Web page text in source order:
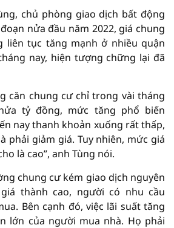
chủ phòng giao dịch bất động
nửa đầu năm 2022, giá chung
liên tục tăng mạnh ở nhiều quận
nay, hiện tượng chững lại đã
căn chung cư chỉ trong vài tháng
tỷ đồng, mức tăng phổ biến
nay thanh khoản xuống rất thấp,
phải giảm giá. Tuy nhiên, mức giá
là cao”, anh Tùng nói.
chung cư kém giao dịch nguyên
thành cao, người có nhu cầu
Bên cạnh đó, việc lãi suất tăng
lớn của người mua nhà. Họ phải